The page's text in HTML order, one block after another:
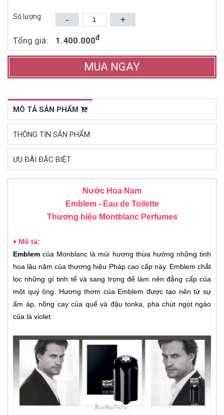
Số lượng +
-
Tổng giá: 1.400.000đ
MUA NGAY
MÔ TẢ SẢN PHẨM
THÔNG TIN SẢN PHẨM
ƯU ĐÃI ĐẶC BIỆT
Nước Hoa Nam
Emblem - Eau de Toilette
Thương hiệu Montblanc Perfumes
♦ Mô tả:
Emblem của Monblanc là mùi hương thừa hưởng những tinh
hoa lâu năm của thương hiệu Pháp cao cấp này. Emblem chắt
lọc những gì tinh tế và sang trọng để làm nên đẳng cấp của
một quý ông. Hương thơm của Emblem được tạo nên từ sự
ấm áp, nồng cay của quế và đậu tonka, pha chút ngọt ngào
của lá violet.